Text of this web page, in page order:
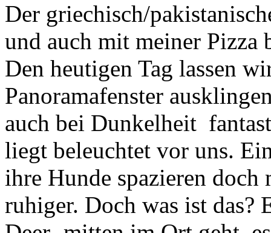
Der griechisch/
und auch mit meiner Pizza
Den heutigen Tag lassen
Panoramafenster
auch bei Dunkelheit
liegt beleuchtet vor uns.
ihre Hunde spazieren
ruhiger. Doch was ist das?